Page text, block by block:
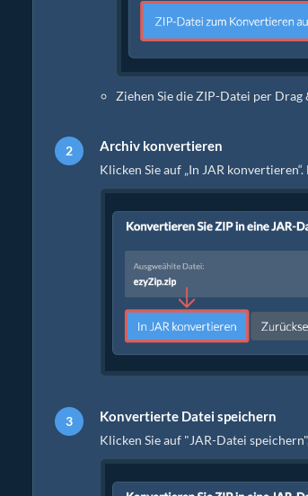
Ziehen Sie die ZIP-Datei per
Archiv konvertieren
Klicken Sie auf „In JAR
Konvertierte Datei speichern
Klicken Sie auf "JAR-Datei